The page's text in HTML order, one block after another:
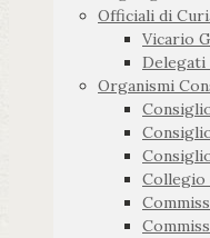
Officiali di
Vicario
Delegati
Organismi
Collegio